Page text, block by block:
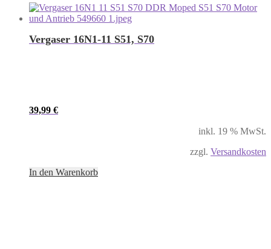
Vergaser 16N1-11 S51, S70
39,99 €
inkl. 19 % MwSt.
zzgl. Versandkosten
In den Warenkorb